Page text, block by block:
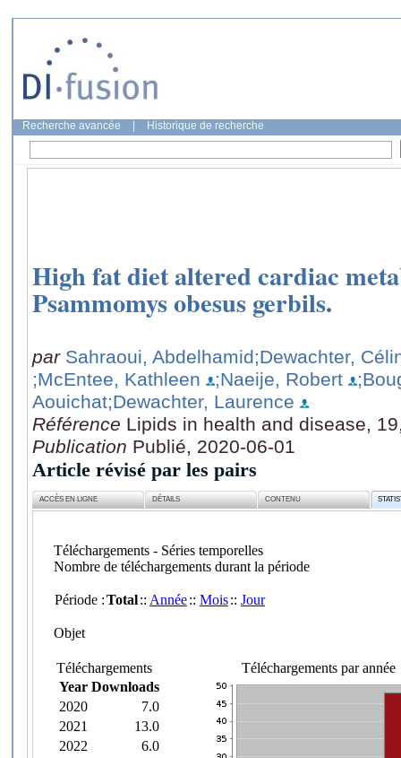
Recherche avancée Historique de recherche
High fat diet altered cardiac
Psammomys obesus gerbils.
par Sahraoui, Abdelhamid;Dewachter,
;McEntee, Kathleen
;Naeije, Robert
Aouichat;Dewachter, Laurence
Référence Lipids in health and disease,
Publication Publié, 2020-06-01
Article révisé par les pairs
ACCÈS EN LIGNE DÉTAILS CONTENU